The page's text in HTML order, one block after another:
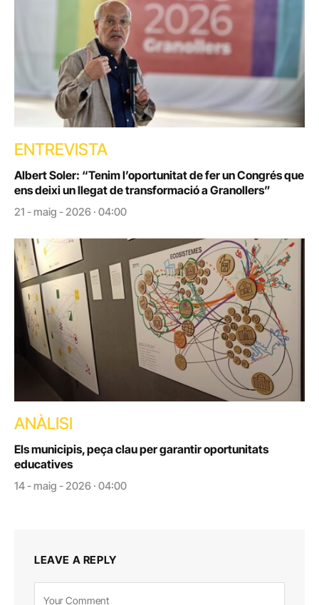
ENTREVISTA
Albert Soler: “Tenim l’oportunitat de fer un Congrés que
ens deixi un llegat de transformació a Granollers”
21 - maig - 2026 · 04:00
ANÀLISI
Els municipis, peça clau per garantir oportunitats
educatives
14 - maig - 2026 · 04:00
LEAVE A REPLY